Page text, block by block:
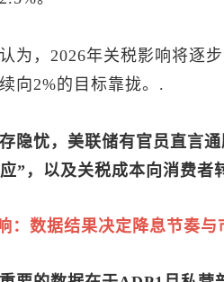
为，2026年关税影响将逐
向2%的目标靠拢。.
隐忧，美联储有官员直言
”，以及关税成本向消费
：数据结果决定降息节奏与